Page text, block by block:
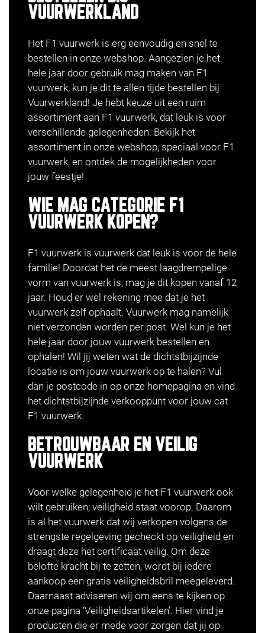
VUURWERKLAND
Het F1 vuurwerk is erg eenvoudig en snel te
bestellen in onze webshop. Aangezien je het
hele jaar door gebruik mag maken van F1
vuurwerk, kun je dit te allen tijde bestellen bij
Vuurwerkland! Je hebt keuze uit een ruim
assortiment aan F1 vuurwerk, dat leuk is voor
verschillende gelegenheden. Bekijk het
assortiment in onze webshop, speciaal voor F1
vuurwerk, en ontdek de mogelijkheden voor
jouw feestje!
WIE MAG CATEGORIE F1
VUURWERK KOPEN?
F1 vuurwerk is vuurwerk dat leuk is voor de hele
familie! Doordat het de meest laagdrempelige
vorm van vuurwerk is, mag je dit kopen vanaf 12
jaar. Houd er wel rekening mee dat je het
vuurwerk zelf ophaalt. Vuurwerk mag namelijk
niet verzonden worden per post. Wel kun je het
hele jaar door jouw vuurwerk bestellen en
ophalen! Wil jij weten wat de dichtstbijzijnde
locatie is om jouw vuurwerk op te halen? Vul
dan je postcode in op onze homepagina en vind
het dichtstbijzijnde verkooppunt voor jouw cat
F1 vuurwerk.
BETROUWBAAR EN VEILIG
VUURWERK
Voor welke gelegenheid je het F1 vuurwerk ook
wilt gebruiken; veiligheid staat voorop. Daarom
is al het vuurwerk dat wij verkopen volgens de
strengste regelgeving gecheckt op veiligheid en
draagt deze het certificaat veilig. Om deze
belofte kracht bij te zetten, wordt bij iedere
aankoop een gratis veiligheidsbril meegeleverd.
Daarnaast adviseren wij om eens te kijken op
onze pagina ‘Veiligheidsartikelen’. Hier vind je
producten die er mede voor zorgen dat jij op